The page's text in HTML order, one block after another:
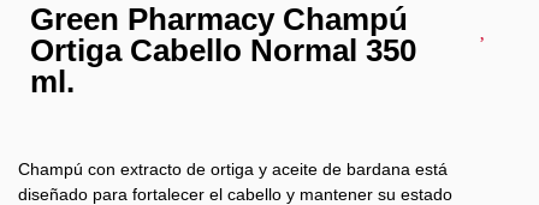
Green Pharmacy Champú
Ortiga Cabello Normal 350
ml.
Champú con extracto de ortiga y aceite de bardana está
diseñado para fortalecer el cabello y mantener su estado